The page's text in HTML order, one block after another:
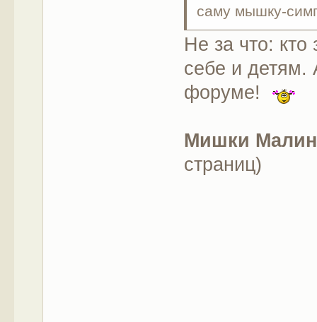
саму мышку-
Не за что: кто
себе и детям.
форуме!
Мишки
страниц)